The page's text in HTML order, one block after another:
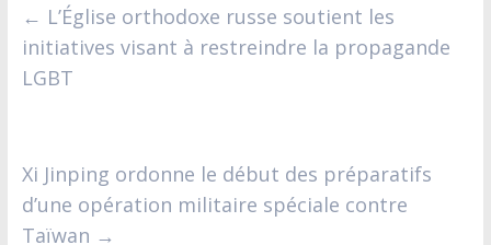
← L’Église orthodoxe russe soutient les
initiatives visant à restreindre la propagande
LGBT
Xi Jinping ordonne le début des préparatifs
d’une opération militaire spéciale contre
Taïwan →